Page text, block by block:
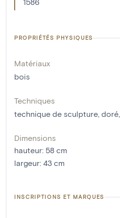
PROPRIÉTÉS PHYSIQUES
Matériaux
bois
Techniques
technique de sculpture, doré,
Dimensions
hauteur: 58 cm
largeur: 43 cm
INSCRIPTIONS ET MARQUES